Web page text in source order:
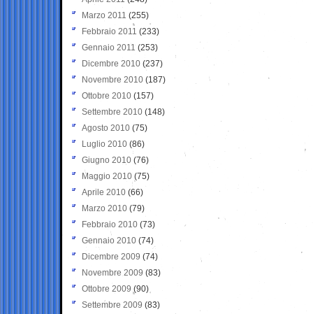
Marzo 2011 (255)
Febbraio 2011 (233)
Gennaio 2011 (253)
Dicembre 2010 (237)
Novembre 2010 (187)
Ottobre 2010 (157)
Settembre 2010 (148)
Agosto 2010 (75)
Luglio 2010 (86)
Giugno 2010 (76)
Maggio 2010 (75)
Aprile 2010 (66)
Marzo 2010 (79)
Febbraio 2010 (73)
Gennaio 2010 (74)
Dicembre 2009 (74)
Novembre 2009 (83)
Ottobre 2009 (90)
Settembre 2009 (83)